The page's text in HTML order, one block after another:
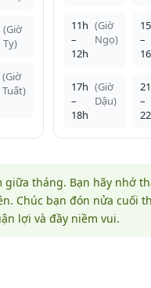
(Giờ
Tỵ)
(Giờ
Tuất)
11h
–
12h
(Giờ
Ngọ)
–
17h
–
18h
(Giờ
Dậu)
–
giữa tháng. Bạn hãy nhớ
Chúc bạn đón nửa cuối
lợi và đầy niềm vui.